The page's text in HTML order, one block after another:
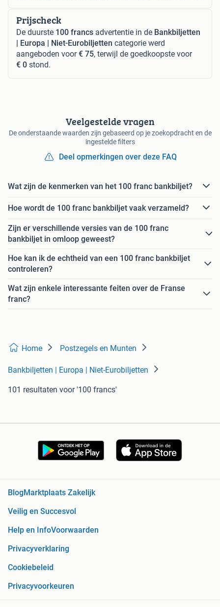
Prijscheck
De duurste 100 francs advertentie in de Bankbiljetten
| Europa | Niet-Eurobiljetten categorie werd
aangeboden voor€ 75, terwijl de goedkoopste voor
€ 0 stond.
Veelgestelde vragen
De onderstaande waarden zijn gebaseerd op je zoekopdracht en de
ingestelde filters
Deel opmerkingen over deze FAQ
Wat zijn de kenmerken van het 100 franc bankbiljet?
Hoe wordt de 100 franc bankbiljet vaak verzameld?
Zijn er verschillende versies van de 100 franc
bankbiljet in omloop geweest?
Hoe kan ik de echtheid van een 100 franc bankbiljet
controleren?
Wat zijn enkele interessante feiten over de Franse
franc?
Home Postzegels en Munten
Bankbiljetten | Europa | Niet-Eurobiljetten
101 resultaten voor '100 francs'
Blog Marktplaats Zakelijk
Veilig en Succesvol
Help en InfoVoorwaarden
Privacyverklaring
Cookiebeleid
Privacyvoorkeuren